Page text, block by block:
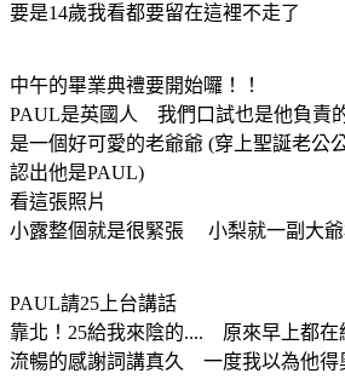
要是14歲我看都要留在這裡不走了
中午的畢業典禮要開始囉！！
PAUL是英國人 我們口試也是他負責
是一個好可愛的老爺爺 (穿上聖誕老公
認出他是PAUL)
看這張照片
小露整個就是很緊張 小梨就一副大爺
PAUL請25上台講話
靠北！25給我來陰的.... 原來早上都在
流暢的感謝詞講真久 一度我以為他得